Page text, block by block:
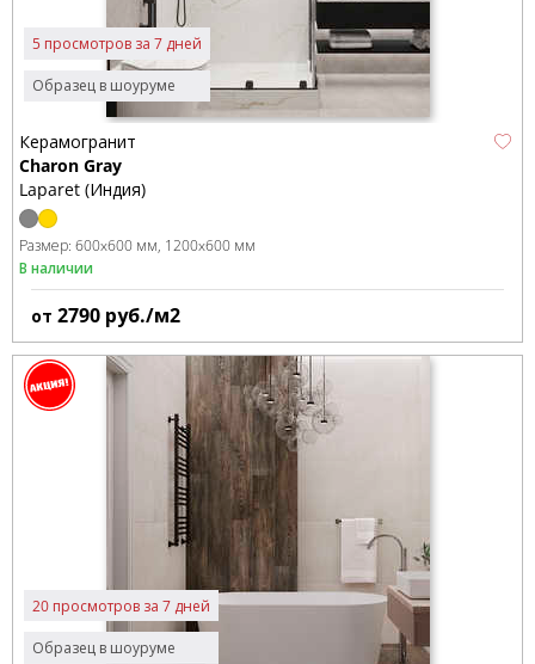
Образец в шоуруме
5 просмотров за 7 дней
Керамогранит
Charon Gray
Laparet (Индия)
Размер: 600x600 мм 1200x600 мм
В наличии
от 2790 руб./м2
Образец в шоуруме
20 просмотров за 7 дней